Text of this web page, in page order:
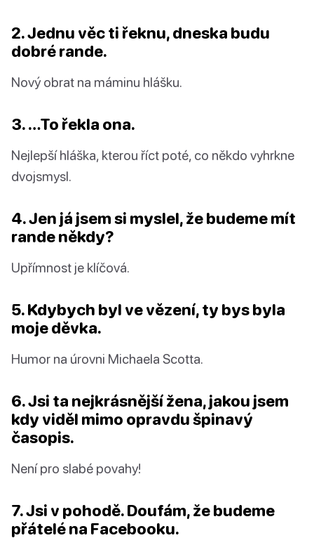
2. Jednu věc ti řeknu, dneska budu
dobré rande.
Nový obrat na máminu hlášku.
3. …To řekla ona.
Nejlepší hláška, kterou říct poté, co někdo vyhrkne
dvojsmysl.
4. Jen já jsem si myslel, že budeme mít
rande někdy?
Upřímnost je klíčová.
5. Kdybych byl ve vězení, ty bys byla
moje děvka.
Humor na úrovni Michaela Scotta.
6. Jsi ta nejkrásnější žena, jakou jsem
kdy viděl mimo opravdu špinavý
časopis.
Není pro slabé povahy!
7. Jsi v pohodě. Doufám, že budeme
přátelé na Facebooku.